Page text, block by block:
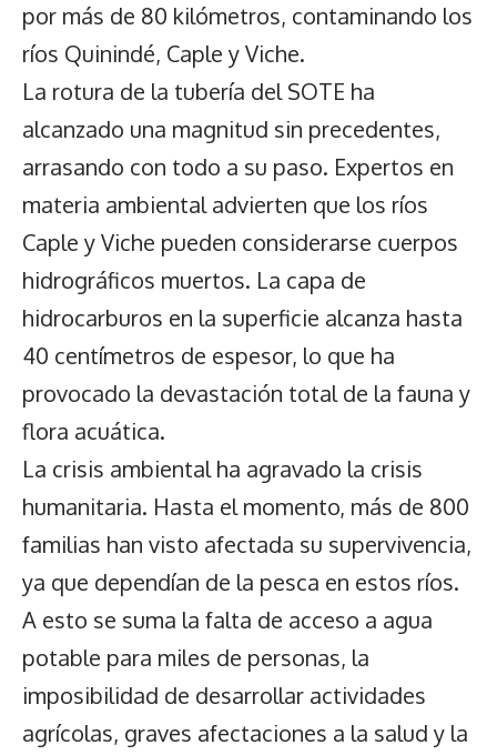
por más de 80 kilómetros, contaminando los
ríos Quinindé, Caple y Viche.
La rotura de la tubería del SOTE ha
alcanzado una magnitud sin precedentes,
arrasando con todo a su paso. Expertos en
materia ambiental advierten que los ríos
Caple y Viche pueden considerarse cuerpos
hidrográficos muertos. La capa de
hidrocarburos en la superficie alcanza hasta
40 centímetros de espesor, lo que ha
provocado la devastación total de la fauna y
flora acuática.
La crisis ambiental ha agravado la crisis
humanitaria. Hasta el momento, más de 800
familias han visto afectada su supervivencia,
ya que dependían de la pesca en estos ríos.
A esto se suma la falta de acceso a agua
potable para miles de personas, la
imposibilidad de desarrollar actividades
agrícolas, graves afectaciones a la salud y la